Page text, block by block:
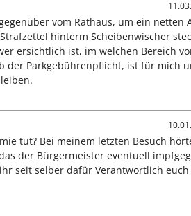
vom Rathaus, um ein netten
hinterm Scheibenwischer
ersichtlich ist, im welchen Bereich
der Parkgebührenpflicht, ist für mich
tut? Bei meinem letzten Besuch
der Bürgermeister eventuell
seit selber dafür Verantwortlich